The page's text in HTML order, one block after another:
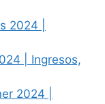
2024 |
| Ingresos,
2024 |